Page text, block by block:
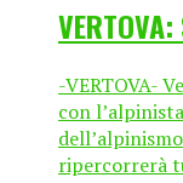
-VERTOVA-
con
ripercorrerà